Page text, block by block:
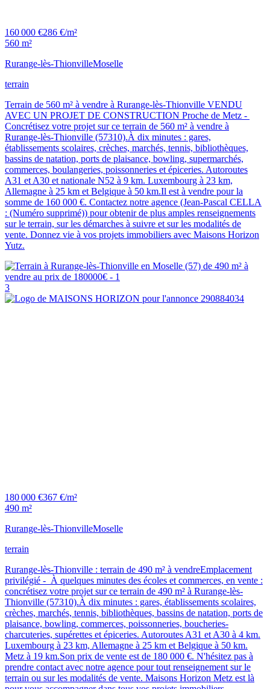
160 000 €286 €/m²
560 m²
Rurange-lès-ThionvilleMoselle
terrain
Terrain de 560 m² à vendre à Rurange-lès-Thionville VENDU
AVEC UN PROJET DE CONSTRUCTION Proche de Metz -
Concrétisez votre projet sur ce terrain de 560 m² à vendre à
Rurange-lès-Thionville (57310).À dix minutes : gares,
établissements scolaires, crèches, marchés, tennis, bibliothèques,
bassins de natation, ports de plaisance, bowling, supermarchés,
commerces, boulangeries, poissonneries et épiceries. Autoroutes
A31 et A30 et nationale N52 à 9 km. Luxembourg à 23 km,
Allemagne à 25 km et Belgique à 50 km.Il est à vendre pour la
somme de 160 000 €. Contactez notre agence (Jean-Pascal CELLA
: (Numéro supprimé)) pour obtenir de plus amples renseignements
sur le terrain, sur les démarches à suivre et sur les modalités de
vente. Donnez vie à vos projets immobiliers avec Maisons Horizon
Yutz.
3
180 000 €367 €/m²
490 m²
Rurange-lès-ThionvilleMoselle
terrain
Rurange-lès-Thionville : terrain de 490 m² à vendreEmplacement
privilégié - À quelques minutes des écoles et commerces, en vente :
concrétisez votre projet sur ce terrain de 490 m² à Rurange-lès-
Thionville (57310).À dix minutes : gares, établissements scolaires,
crèches, marchés, tennis, bibliothèques, bassins de natation, ports de
plaisance, bowling, commerces, poissonneries, boucheries-
charcuteries, supérettes et épiceries. Autoroutes A31 et A30 à 4 km.
Luxembourg à 23 km, Allemagne à 25 km et Belgique à 50 km.
Metz à 19 km.Son prix de vente est de 180 000 €. N'hésitez pas à
prendre contact avec notre agence pour tout renseignement sur le
terrain ou sur les modalités de vente. Maisons Horizon Metz est là